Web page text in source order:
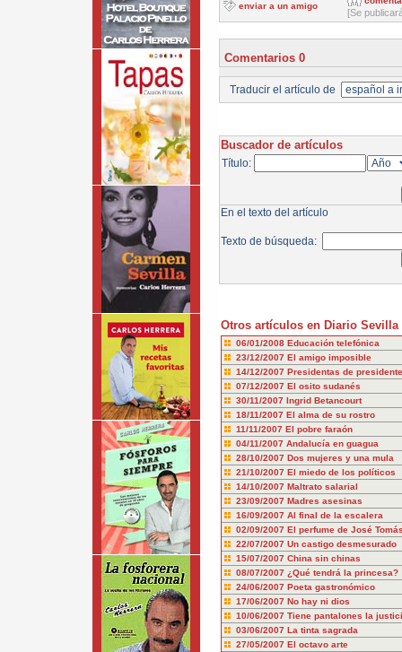
enviar a un amigo
[Se
Comentarios 0
Traducir el artículo de
Buscador de artículos
Título:
En el texto del artículo
Texto de búsqueda:
Otros artículos en Diario Sevilla
06/01/2008 Educación telefónica
23/12/2007 El amigo imposible
14/12/2007 Presidentas de
07/12/2007 El osito sudanés
30/11/2007 Ingrid Betancourt
18/11/2007 El alma de su rostro
11/11/2007 El pobre faraón
04/11/2007 Andalucía en guagua
28/10/2007 Dos mujeres y una mula
21/10/2007 El miedo de los políticos
14/10/2007 Maltrato salarial
23/09/2007 Madres asesinas
16/09/2007 Al final de la escalera
02/09/2007 El perfume de José
22/07/2007 Un castigo desmesurado
15/07/2007 China sin chinas
08/07/2007 ¿Qué tendrá la princesa?
24/06/2007 Poeta gastronómico
17/06/2007 No hay ni dios
10/06/2007 Tiene pantalones la
03/06/2007 La tinta sagrada
27/05/2007 El octavo arte